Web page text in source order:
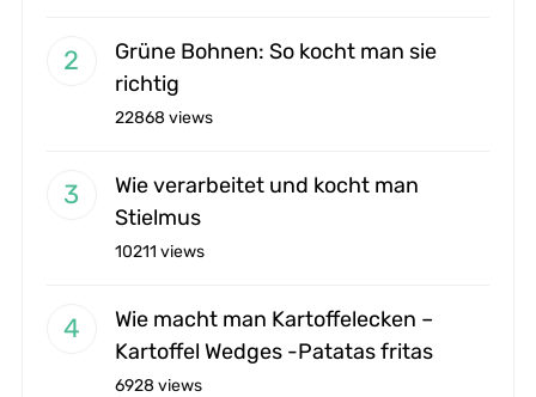
Grüne Bohnen: So kocht man sie
richtig
22868 views
Wie verarbeitet und kocht man
Stielmus
10211 views
Wie macht man Kartoffelecken –
Kartoffel Wedges -Patatas fritas
6928 views